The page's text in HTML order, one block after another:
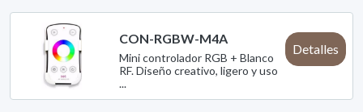
CON-RGBW-M4A
Mini controlador RGB + Blanco
RF. Diseño creativo, ligero y uso
...
Detalles